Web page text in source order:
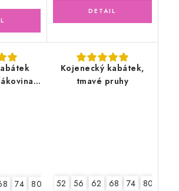
74 80 86
Kojenecký kabátek,
tmavé pruhy
52 56 62 68 74 80